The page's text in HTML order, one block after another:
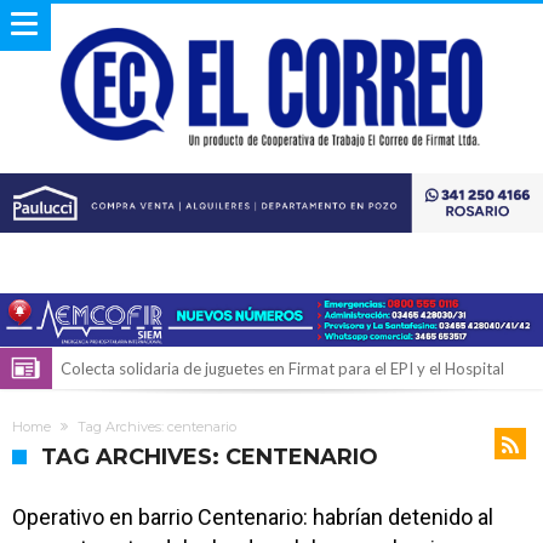
Colecta solidaria de juguetes en Firmat para el EPI y el Hospital
golosinas para agasajar a los niños en su día
Vuelve el básquet: este viernes arranca el Clausura con agenda
Home Tag Archives: centenario
TAG ARCHIVES: CENTENARIO
Operativo en barrio Centenario: habrían detenido al